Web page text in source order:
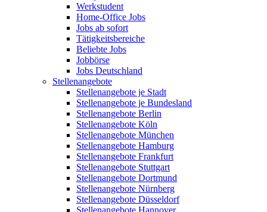
Werkstudent
Home-Office Jobs
Jobs ab sofort
Tätigkeitsbereiche
Beliebte Jobs
Jobbörse
Jobs Deutschland
Stellenangebote
Stellenangebote je Stadt
Stellenangebote je Bundesland
Stellenangebote Berlin
Stellenangebote Köln
Stellenangebote München
Stellenangebote Hamburg
Stellenangebote Frankfurt
Stellenangebote Stuttgart
Stellenangebote Dortmund
Stellenangebote Nürnberg
Stellenangebote Düsseldorf
Stellenangebote Hannover